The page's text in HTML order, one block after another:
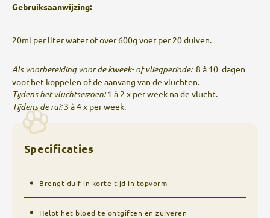
Gebruiksaanwijzing:
20ml per liter water of over 600g voer per 20 duiven.
Als voorbereiding voor de kweek- of vliegperiode: 8 à 10 dagen
voor het koppelen of de aanvang van de vluchten.
Tijdens het vluchtseizoen:1 à 2 x per week na de vlucht.
Tijdens de rui:3 à 4 x per week.
Specificaties
Brengt duif in korte tijd in topvorm
Helpt het bloed te ontgiften en zuiveren